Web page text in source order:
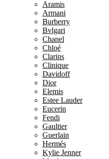
Aramis
Armani
Burberry
Bvlgari
Chanel
Chloé
Clarins
Clinique
Davidoff
Dior
Elemis
Estee Lauder
Eucerin
Fendi
Gaultier
Guerlain
Hermés
Kylie Jenner